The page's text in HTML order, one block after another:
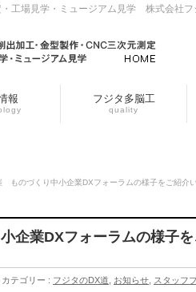
工場見学・ミュージアム見学 株式会社フ
報 フジタ多脳工
quality
ものづくり中小企業DXフォーラムの様子をご紹介い
企業DXフォーラムの様子を
カテゴリー : フジタのDX道 お知らせ スタッフ